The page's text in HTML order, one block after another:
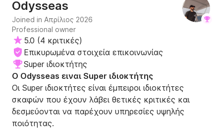
Odysseas
Joined in Απρίλιος 2026
Professional owner
5.0 (4 κριτικές)
Επικυρωμένα στοιχεία επικοινωνίας
Super ιδιοκτήτης
Ο Odysseas ειναι Super ιδιοκτήτης
Οι Super ιδιοκτήτες είναι έμπειροι ιδιοκτήτες
σκαφών που έχουν λάβει θετικές κριτικές και
δεσμεύονται να παρέχουν υπηρεσίες υψηλής
ποιότητας.